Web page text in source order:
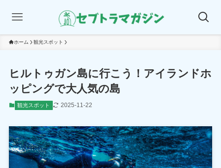
ホーム 観光スポット
ヒルトゥガン島に行こう！アイランドホ
ッピングで大人気の島
観光スポット 2025-11-22